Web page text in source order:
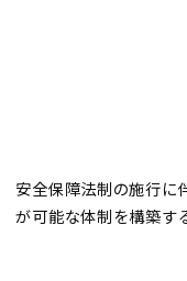
安全保障法制の施行に
が可能な体制を構築す